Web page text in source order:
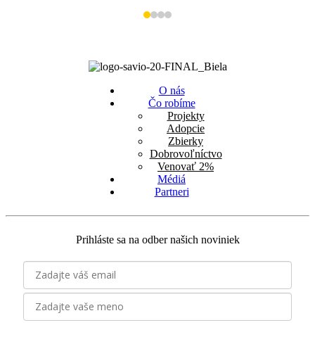
O nás
Čo robíme
Projekty
Adopcie
Zbierky
Dobrovoľníctvo
Venovať 2%
Médiá
Partneri
Prihláste sa na odber našich noviniek